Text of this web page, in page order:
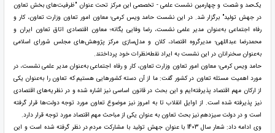
یک‌صد و شصت و چهارمین نشست علمی - تخصصی این مرکز تحت عنوان "ظرفیت‌های بخش تعاون
در جهش تولید" برگزار شد. در این نشست حامد ویس کرمی؛ معاون امور تعاون وزارت تعاون، کار و
رفاه اجتماعی به‌عنوان مدیر علمی نشست، رضا وفایی یگانه؛ معاون اقتصادی اتاق تعاون ایران و
محمدرضا عبداللهی؛ مدیرگروه اقتصاد، کلان و مدل‌سازی مرکز پژوهش‌های مجلس شورای اسلامی
به‌عنوان سخنرانان در این نشست به ایراد نقطه‌نظرات خود پرداختند.
حامد ویس کرمی؛ معاون امور تعاون وزارت تعاون، کار و رفاه اجتماعی به‌عنوان مدیر علمی نشست، در
مورد اهمیت مسئله تعاون در کشور گفت: ما از آن دسته کشورهایی هستیم که تعاون را به‌عنوان یکی
از ارکان مهم اقتصاد پذیرفته‌ایم و این بحث در قانون اساسی نیز اشاره شده و در نظریه‌های اقتصادی
نیز پذیرفته شده است. از اوایل انقلاب تا به امروز نیز موضوع تعاون مورد توجه دولت‌ها قرار گرفته
است و در دولت سیزدهم نیز بحث تعاون به عنوان یکی از مباحث مهم اقتصاد مورد توجه قرار دارد.
وی ادامه داد: شعار سال 1403 با عنوان جهش تولید با مشارکت مردم در نظر گرفته شده است و این